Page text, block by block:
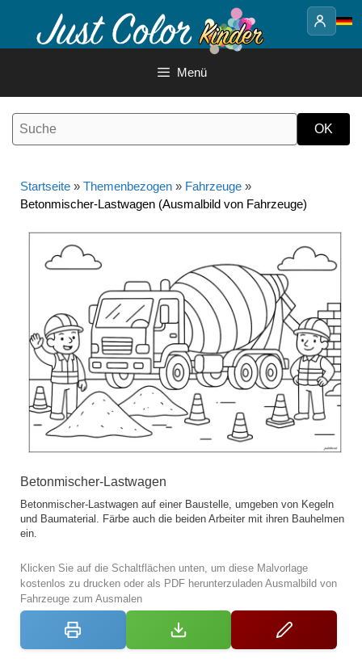
Inhalt
Menü
Startseite » Themenbezogen » Fahrzeuge »
Betonmischer-Lastwagen (Ausmalbild von Fahrzeuge)
Betonmischer-Lastwagen
Betonmischer-Lastwagen auf einer Baustelle, umgeben von Kegeln
und Baumaterial. Färbe auch die beiden Arbeiter mit ihren Bauhelmen
ein.
Klicken Sie auf die Schaltflächen unten, um diese Malvorlage
kostenlos zu drucken oder als PDF herunterzuladen Ausmalbild von
Fahrzeuge zum Ausmalen